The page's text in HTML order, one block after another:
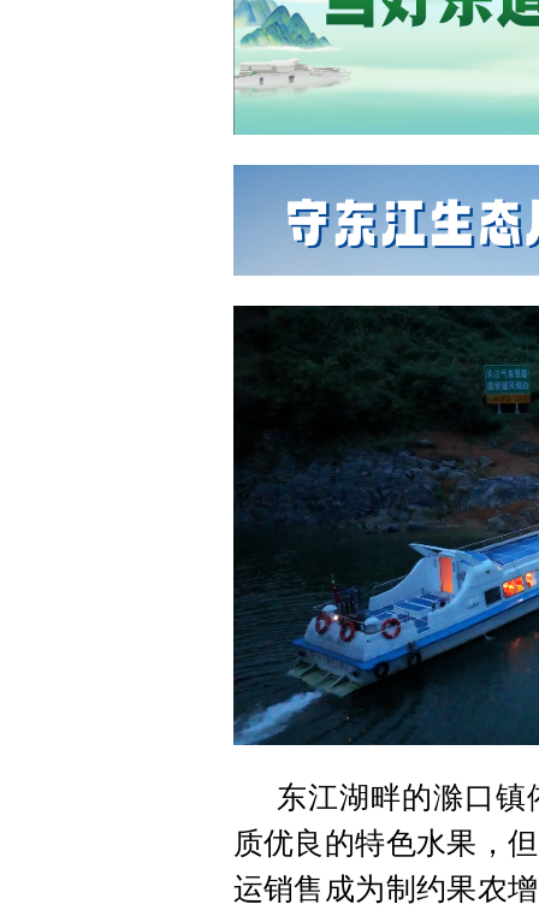
东江湖畔的滁口
质优良的特色水果，
运销售成为制约果农